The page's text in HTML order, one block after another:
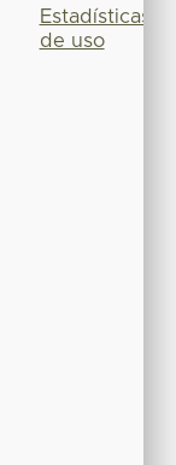
Estadísticas
de uso